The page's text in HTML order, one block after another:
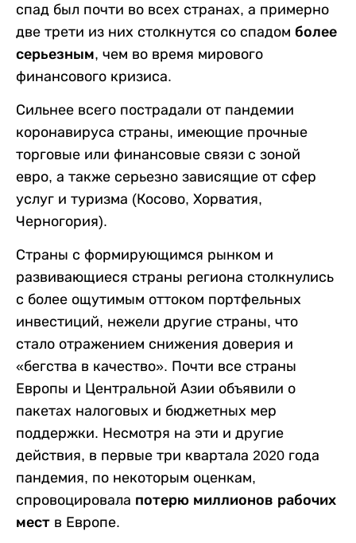
спад был почти во всех странах, а примерно
две трети из них столкнутся со спадом более
серьезным, чем во время мирового
финансового кризиса.
Сильнее всего пострадали от пандемии
коронавируса страны, имеющие прочные
торговые или финансовые связи с зоной
евро, а также серьезно зависящие от сфер
услуг и туризма (Косово, Хорватия,
Черногория).
Страны с формирующимся рынком и
развивающиеся страны региона столкнулись
с более ощутимым оттоком портфельных
инвестиций, нежели другие страны, что
стало отражением снижения доверия и
«бегства в качество». Почти все страны
Европы и Центральной Азии объявили о
пакетах налоговых и бюджетных мер
поддержки. Несмотря на эти и другие
действия, в первые три квартала 2020 года
пандемия, по некоторым оценкам,
спровоцировала потерю миллионов рабочих
мест в Европе.